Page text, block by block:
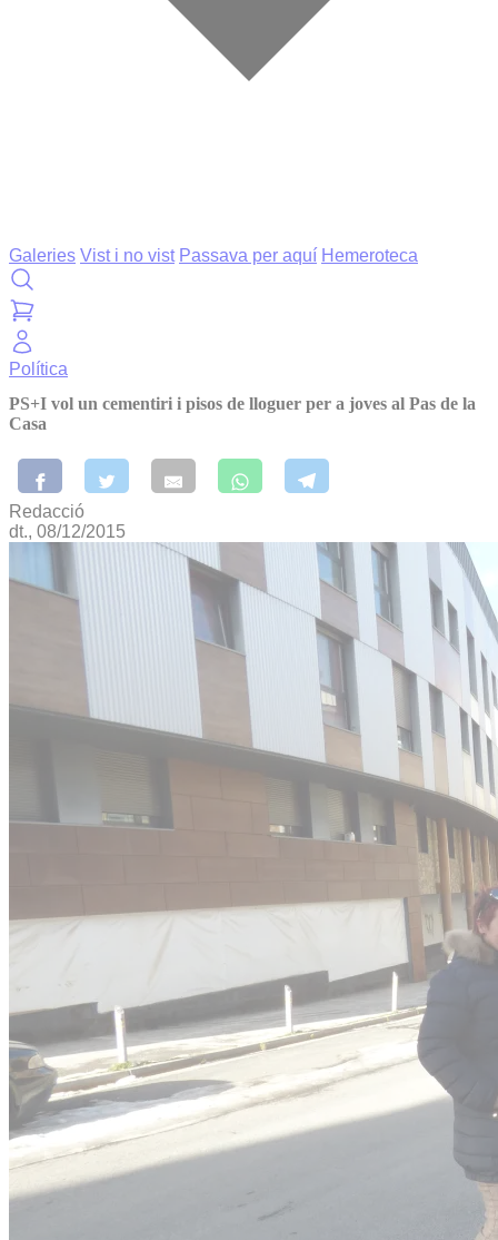
Galeries Vist i no vist Passava per aquí Hemeroteca
Política
PS+I vol un cementiri i pisos de lloguer per a joves al Pas de la
Casa
Redacció
dt., 08/12/2015